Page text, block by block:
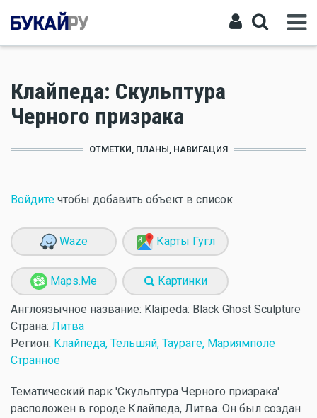
Клайпеда: Скульптура
Черного призрака
ОТМЕТКИ, ПЛАНЫ, НАВИГАЦИЯ
Войдите чтобы добавить объект в список
Waze Карты Гугл
Maps.Me Картинки
Англоязычное название: Klaipeda: Black Ghost Sculpture
Страна: Литва
Регион: Клайпеда, Тельшяй, Таураге, Мариямполе
Странное
Тематический парк 'Скульптура Черного призрака'
расположен в городе Клайпеда, Литва. Он был создан